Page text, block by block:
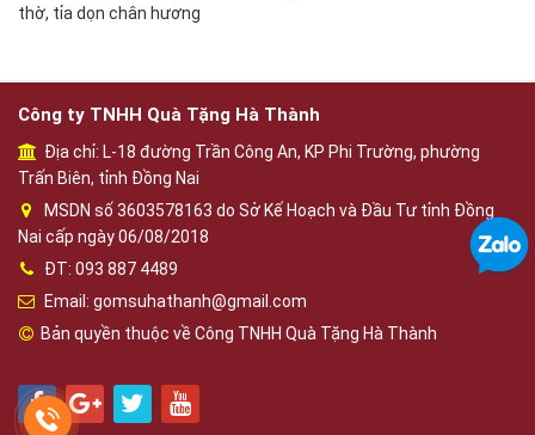
thờ, tỉa dọn chân hương
Công ty TNHH Quà Tặng Hà Thành
Địa chỉ: L-18 đường Trần Công An, KP Phi Trường, phường
Trấn Biên, tỉnh Đồng Nai
MSDN số 3603578163 do Sở Kế Hoạch và Đầu Tư tỉnh Đồng
Nai cấp ngày 06/08/2018
ĐT: 093 887 4489
Email: gomsuhathanh@gmail.com
Bản quyền thuộc về Công TNHH Quà Tặng Hà Thành